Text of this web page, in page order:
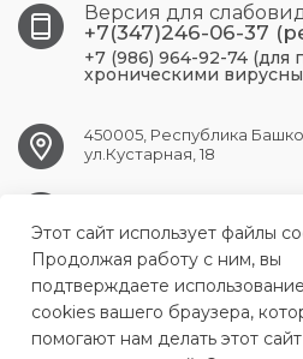
Версия для
+7(347)246-06-37
+7 (986) 964-92-74 (для
хроническими
450005, Республика
ул.Кустарная, 18
ГБУЗ Республиканский центр по
СПИДом и инфекционными
Этот сайт использует файлы
Продолжая работу с ним, вы
подтверждаете
cookies вашего браузера,
помогают нам делать этот